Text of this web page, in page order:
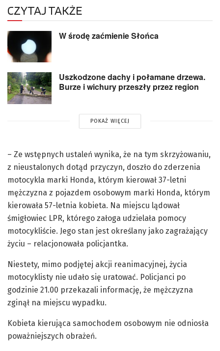
CZYTAJ TAKŻE
W środę zaćmienie Słońca
Uszkodzone dachy i połamane drzewa.
Burze i wichury przeszły przez region
POKAŻ WIĘCEJ
– Ze wstępnych ustaleń wynika, że na tym skrzyżowaniu,
z nieustalonych dotąd przyczyn, doszło do zderzenia
motocykla marki Honda, którym kierował 37-letni
mężczyzna z pojazdem osobowym marki Honda, którym
kierowała 57-letnia kobieta. Na miejscu lądował
śmigłowiec LPR, którego załoga udzielała pomocy
motocykliście. Jego stan jest określany jako zagrażający
życiu – relacjonowała policjantka.
Niestety, mimo podjętej akcji reanimacyjnej, życia
motocyklisty nie udało się uratować. Policjanci po
godzinie 21.00 przekazali informację, że mężczyzna
zginął na miejscu wypadku.
Kobieta kierująca samochodem osobowym nie odniosła
poważniejszych obrażeń.